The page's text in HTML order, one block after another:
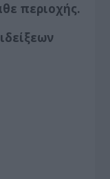
περιοχής.